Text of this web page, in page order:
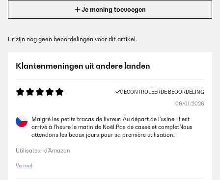
Je mening toevoegen
Er zijn nog geen beoordelingen voor dit artikel.
Klantenmeningen uit andere landen
GECONTROLEERDE BEOORDELING
06/01/2026
Malgré les petits tracas de livreur. Au départ de l'usine, il est
arrivé à l'heure le matin de Noël.Pas de cassé et completNous
attendons les beaux jours pour sa première utilisation.
Utilisateur d'Amazon
Vertaal